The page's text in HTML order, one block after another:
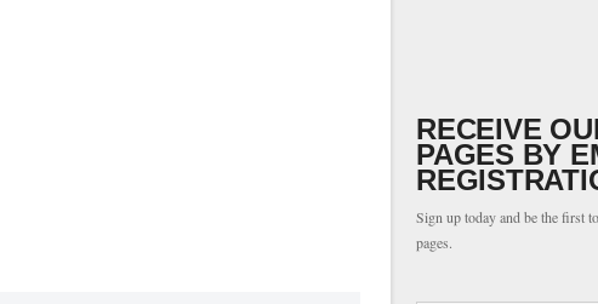
RECEIVE
PAGES BY
Sign up today and be the first
pages.